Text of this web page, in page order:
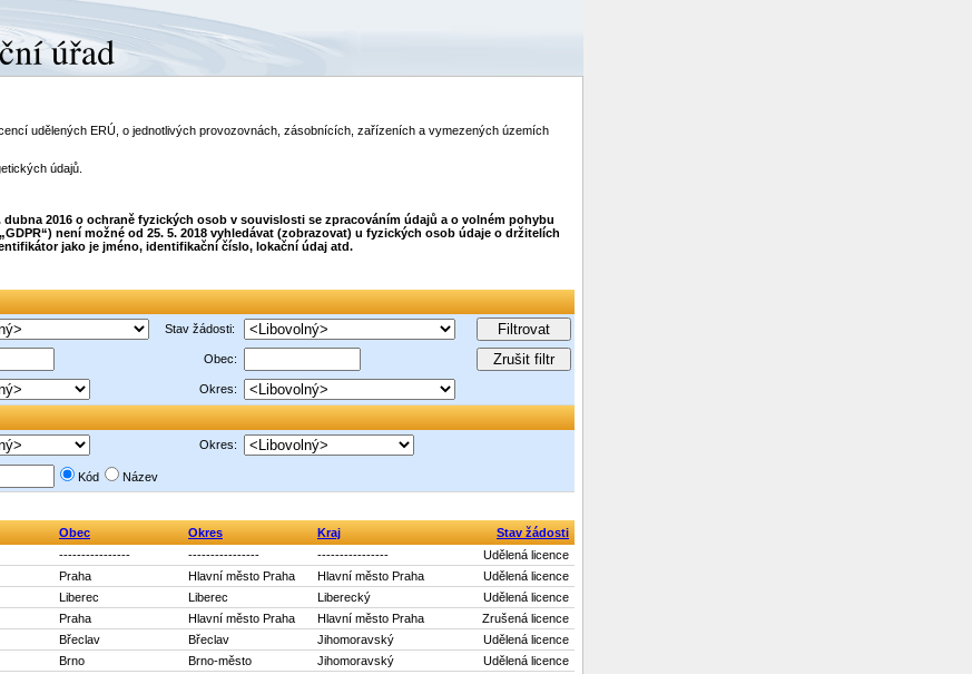
udělených ERÚ, o jednotlivých provozovnách, zásobnících, zařízeních a vymezených územích
údajů.
2016 o ochraně fyzických osob v souvislosti se zpracováním údajů a o volném pohybu
není možné od 25. 5. 2018 vyhledávat (zobrazovat) u fyzických osob údaje o držitelích
jako je jméno, identifikační číslo, lokační údaj atd.
Stav žádosti:
Obec:
Okres:
Okres:
Kód Název
Obec Okres Kraj
Stav žádosti
---------------- ---------------- ----------------
Udělená licence
Praha Hlavní město Praha Hlavní město Praha
Udělená licence
Liberec Liberec Liberecký
Udělená licence
Praha Hlavní město Praha Hlavní město Praha
Zrušená licence
Břeclav Břeclav Jihomoravský
Udělená licence
Brno Brno-město Jihomoravský
Udělená licence